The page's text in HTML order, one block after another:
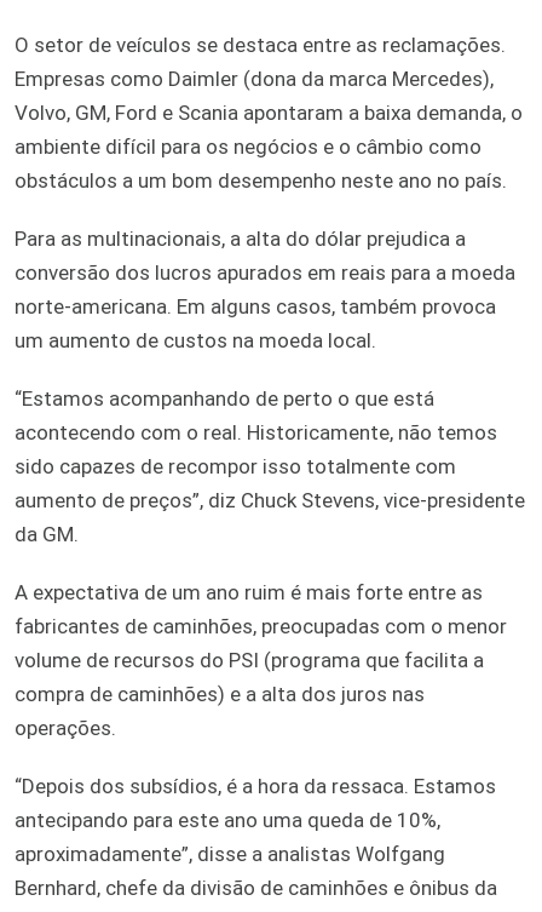
O setor de veículos se destaca entre as reclamações.
Empresas como Daimler (dona da marca Mercedes),
Volvo, GM, Ford e Scania apontaram a baixa demanda, o
ambiente difícil para os negócios e o câmbio como
obstáculos a um bom desempenho neste ano no país.
Para as multinacionais, a alta do dólar prejudica a
conversão dos lucros apurados em reais para a moeda
norte-americana. Em alguns casos, também provoca
um aumento de custos na moeda local.
“Estamos acompanhando de perto o que está
acontecendo com o real. Historicamente, não temos
sido capazes de recompor isso totalmente com
aumento de preços”, diz Chuck Stevens, vice-presidente
da GM.
A expectativa de um ano ruim é mais forte entre as
fabricantes de caminhões, preocupadas com o menor
volume de recursos do PSI (programa que facilita a
compra de caminhões) e a alta dos juros nas
operações.
“Depois dos subsídios, é a hora da ressaca. Estamos
antecipando para este ano uma queda de 10%,
aproximadamente”, disse a analistas Wolfgang
Bernhard, chefe da divisão de caminhões e ônibus da